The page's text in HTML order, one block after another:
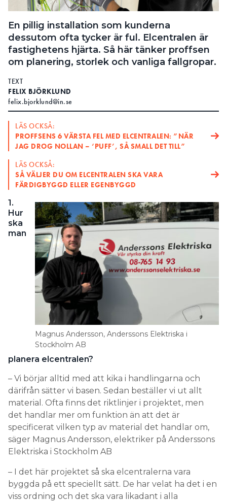
SEARCH
En pillig installation som kunderna
dessutom ofta tycker är ful. Elcentralen är
fastighetens hjärta. Så här tänker proffsen
om planering, storlek och vanliga fallgropar.
TEXT
FELIX BJÖRKLUND
felix.bjorklund@in.se
LÄS OCKSÅ:
PROFFSENS 6 VÄRSTA FEL MED ELCENTRALEN: ”NÄR
JAG DROG NOLLAN – ‘PUFF’, SÅ SMALL DET TILL”
LÄS OCKSÅ:
SÅ VÄLJER DU OM ELCENTRALEN SKA VARA
FÄRDIGBYGGD ELLER EGENBYGGD
Magnus Andersson, Anderssons Elektriska i
Stockholm AB
1.
Hur
ska
man
planera elcentralen?
– Vi börjar alltid med att kika i handlingarna och
därifrån sätter vi basen. Sedan beställer vi ut allt
material. Ofta finns det riktlinjer i projektet, men
det handlar mer om funktion än att det är
specificerat vilken typ av material det handlar om,
säger Magnus Andersson, elektriker på Anderssons
Elektriska i Stockholm AB
– I det här projektet så ska elcentralerna vara
byggda på ett speciellt sätt. De har velat ha det i en
viss ordning och det ska vara likadant i alla